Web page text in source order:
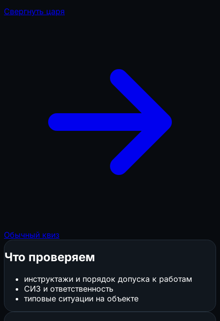
Свергнуть царя
Обычный квиз
Что проверяем
инструктажи и порядок допуска к работам
СИЗ и ответственность
типовые ситуации на объекте